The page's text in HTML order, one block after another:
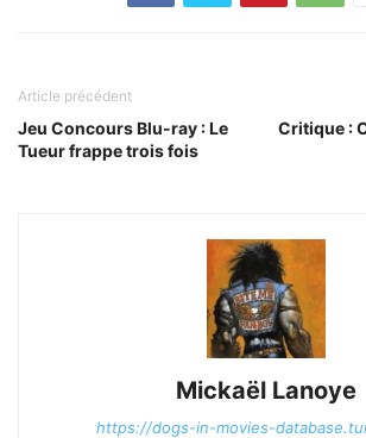
Article précédent
Jeu Concours Blu-ray : Le
Tueur frappe trois fois
Critique :
Mickaël Lanoye
https://dogs-in-movies-